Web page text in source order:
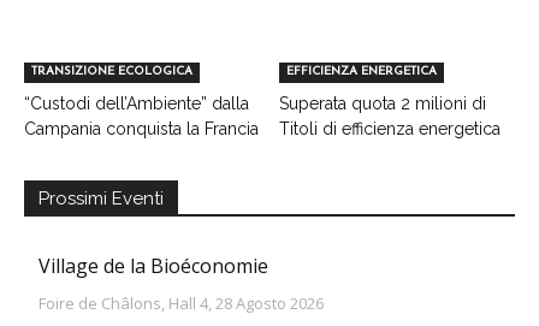
TRANSIZIONE ECOLOGICA
“Custodi dell’Ambiente” dalla
Campania conquista la Francia
EFFICIENZA ENERGETICA
Superata quota 2 milioni di
Titoli di efficienza energetica
Prossimi Eventi
Village de la Bioéconomie
Foire de Châlons, Hall 4, 28 Agosto 2026